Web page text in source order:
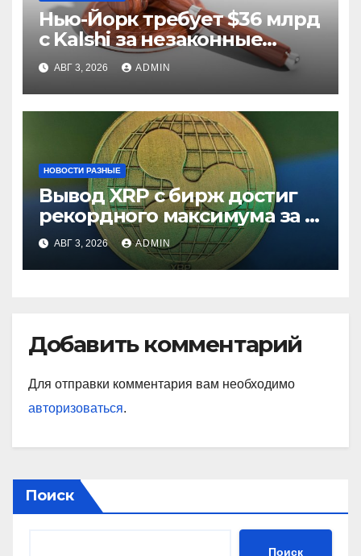
Нью-Йорк требует $36 млрд
с Kalshi за незаконные
ставки
АВГ 3, 2026 ADMIN
НОВОСТИ РАЗНЫЕ
Вывод XRP с бирж достиг
рекордного максимума за 5
летАВГ 3, 2026 ADMIN
Добавить комментарий
Для отправки комментария вам необходимо
авторизоваться.
Поиск
Поиск